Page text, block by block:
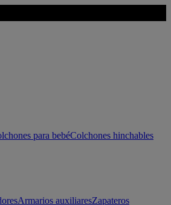
para bebéColchones hinchables
Armarios auxiliaresZapateros